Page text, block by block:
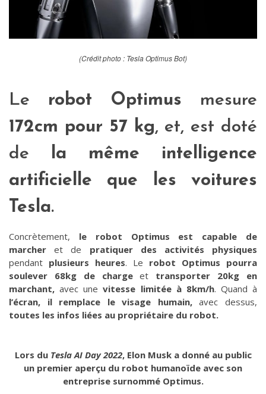
(Crédit photo : Tesla Optimus Bot)
Le robot Optimus mesure
172cm pour 57 kg, et, est doté
de la même intelligence
artificielle que les voitures
Tesla.
Concrètement, le robot Optimus est capable de
marcher et de pratiquer des activités physiques
pendant plusieurs heures. Le robot Optimus pourra
soulever 68kg de chargeet transporter 20kg en
marchant,avec unevitesse limitée à 8km/h. Quand à
l’écran, il remplace le visage humain,avec dessus,
toutes les infos liées au propriétaire du robot.
Lors du Tesla AI Day 2022, Elon Musk a donné au public
un premier aperçu du robot humanoïde avec son
entreprise surnommé Optimus.